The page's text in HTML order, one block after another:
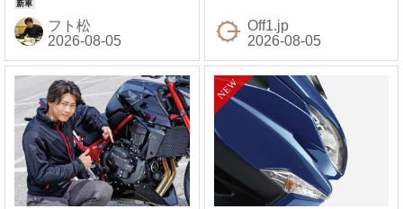
フト松 Off1.jp